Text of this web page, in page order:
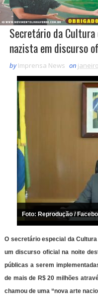
Secretário da Cultura
nazista em discurso
by Imprensa News on
Foto: Reprodução /
O secretário especial da
um discurso oficial na noite
públicas a serem
de mais de R$ 20 milhões
chamou de uma “nova arte